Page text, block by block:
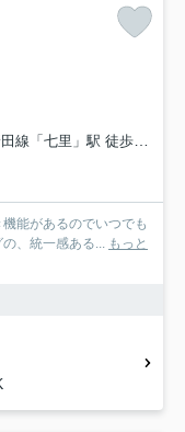
線「七里」駅 徒歩35分
能があるのでいつでも
、統一感ある... もっと